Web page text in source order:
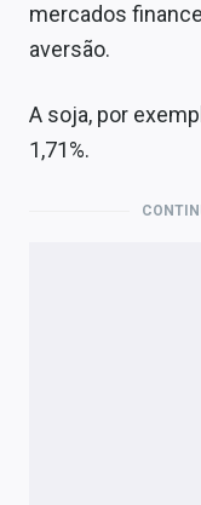
mercados
aversão.
A soja, por
1,71%.